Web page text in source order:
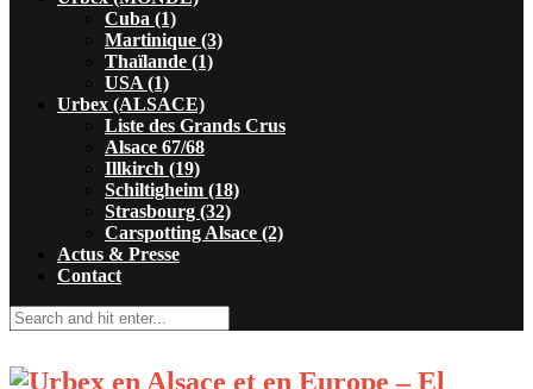
Cuba (1)
Martinique (3)
Thaïlande (1)
USA (1)
Urbex (ALSACE)
Liste des Grands Crus
Alsace 67/68
Illkirch (19)
Schiltigheim (18)
Strasbourg (32)
Carspotting Alsace (2)
Actus & Presse
Contact